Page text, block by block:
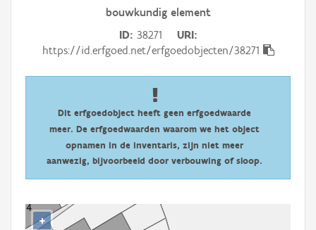
Persoon of collectief
Downloads
Aanmelden
bouwkundig element
ID 38271
URI
https://id.erfgoed.net/erfgoedobjecten/38271
Dit erfgoedobject heeft geen erfgoedwaarde
meer. De erfgoedwaarden waarom we het object
opnamen in de inventaris, zijn niet meer
aanwezig, bijvoorbeeld door verbouwing of sloop.
+